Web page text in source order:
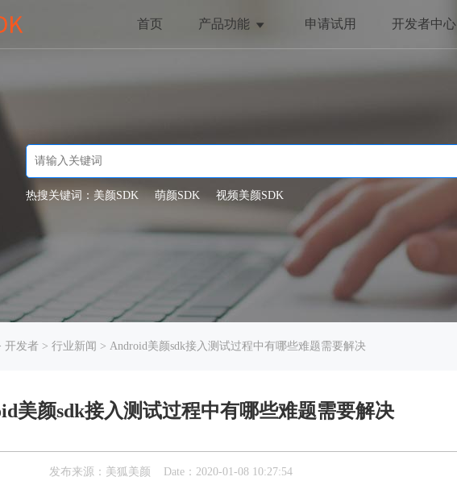
首页 产品功能
人脸美型
滤镜特效
哈哈镜
申请试用 开发者中心
热搜关键词： 美颜SDK 萌颜SDK 视频美颜SDK
开发者 > 行业新闻 > Android美颜sdk接入测试过程中有哪些难题需要解决
美颜sdk接入测试过程中有哪些难题需要解决
发布来源：美狐美颜 Date：2020-01-08 10:27:54